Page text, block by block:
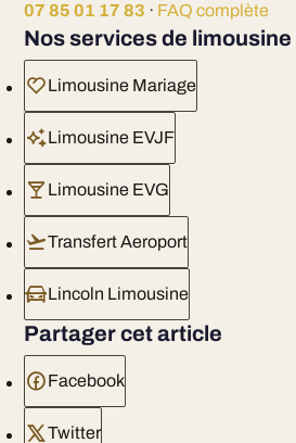
07 85 01 17 83 · FAQ complète
Nos services de limousine
Limousine Mariage
Limousine EVJF
Limousine EVG
Transfert Aeroport
Lincoln Limousine
Partager cet article
Facebook
Twitter